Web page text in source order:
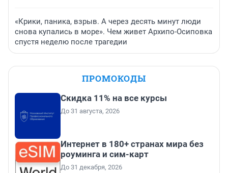
«Крики, паника, взрыв. А через десять минут люди
снова купались в море». Чем живет Архипо-Осиповка
спустя неделю после трагедии
ПРОМОКОДЫ
Скидка 11% на все курсы
До 31 августа, 2026
Интернет в 180+ странах мира без
роуминга и сим-карт
До 31 декабря, 2026